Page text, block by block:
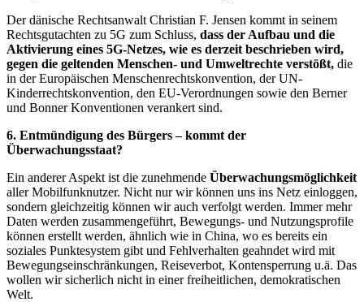
Der dänische Rechtsanwalt Christian F. Jensen kommt in seinem
Rechtsgutachten zu 5G zum Schluss, dass der Aufbau und die
Aktivierung eines 5G-Netzes, wie es derzeit beschrieben wird,
gegen die geltenden Menschen- und Umweltrechte verstößt, die
in der Europäischen Menschenrechtskonvention, der UN-
Kinderrechtskonvention, den EU-Verordnungen sowie den Berner
und Bonner Konventionen verankert sind.
6. Entmündigung des Bürgers – kommt der
Überwachungsstaat?
Ein anderer Aspekt ist die zunehmende Überwachungsmöglichkeit
aller Mobilfunknutzer. Nicht nur wir können uns ins Netz einloggen,
sondern gleichzeitig können wir auch verfolgt werden. Immer mehr
Daten werden zusammengeführt, Bewegungs- und Nutzungsprofile
können erstellt werden, ähnlich wie in China, wo es bereits ein
soziales Punktesystem gibt und Fehlverhalten geahndet wird mit
Bewegungseinschränkungen, Reiseverbot, Kontensperrung u.ä. Das
wollen wir sicherlich nicht in einer freiheitlichen, demokratischen
Welt.